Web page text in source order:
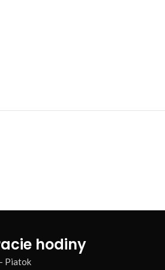
hodiny
Piatok